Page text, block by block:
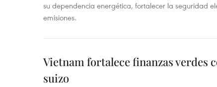
su dependencia energética, fortalecer la seguridad
emisiones.
Vietnam fortalece finanzas verdes
suizo